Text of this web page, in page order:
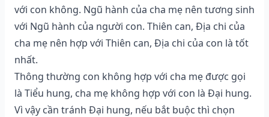
với con không. Ngũ hành của cha mẹ nên tương sinh
với Ngũ hành của người con. Thiên can, Địa chi của
cha mẹ nên hợp với Thiên can, Địa chi của con là tốt
nhất.
Thông thường con không hợp với cha mẹ được gọi
là Tiểu hung, cha mẹ không hợp với con là Đại hung.
Vì vậy cần tránh Đại hung, nếu bắt buộc thì chọn